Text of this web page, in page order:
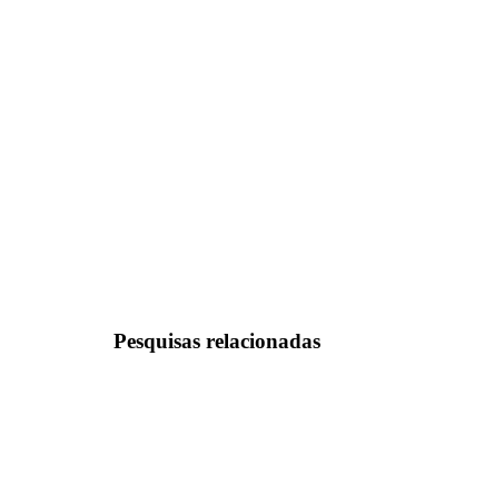
Pesquisas relacionadas